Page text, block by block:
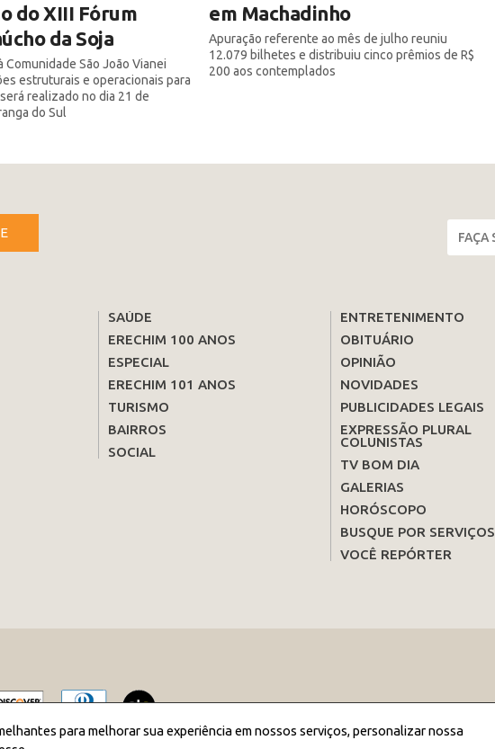
do XIII Fórum
da Soja
Comunidade São João Vianei
estruturais e operacionais para
realizado no dia 21 de
do Sul
em Machadinho
Apuração referente ao mês de julho reuniu
12.079 bilhetes e distribuiu cinco prêmios de R$
200 aos contemplados
SAÚDE
ERECHIM 100 ANOS
ESPECIAL
ERECHIM 101 ANOS
TURISMO
BAIRROS
SOCIAL
ENTRETENIMENTO
OBITUÁRIO
OPINIÃO
NOVIDADES
PUBLICIDADES LEGAIS
EXPRESSÃO PLURAL
COLUNISTAS
TV BOM DIA
GALERIAS
HORÓSCOPO
BUSQUE POR SERVIÇOS
VOCÊ REPÓRTER
para melhorar sua experiência em nossos serviços, personalizar nossa